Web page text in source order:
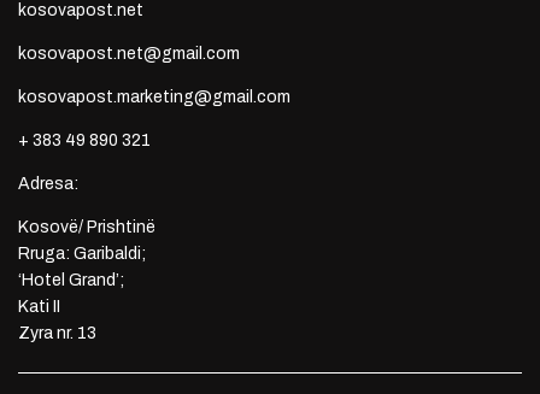
kosovapost.net
kosovapost.net@gmail.com
kosovapost.marketing@gmail.com
+ 383 49 890 321
Adresa:
Kosovë/ Prishtinë
Rruga: Garibaldi;
‘Hotel Grand’;
Kati II
Zyra nr. 13